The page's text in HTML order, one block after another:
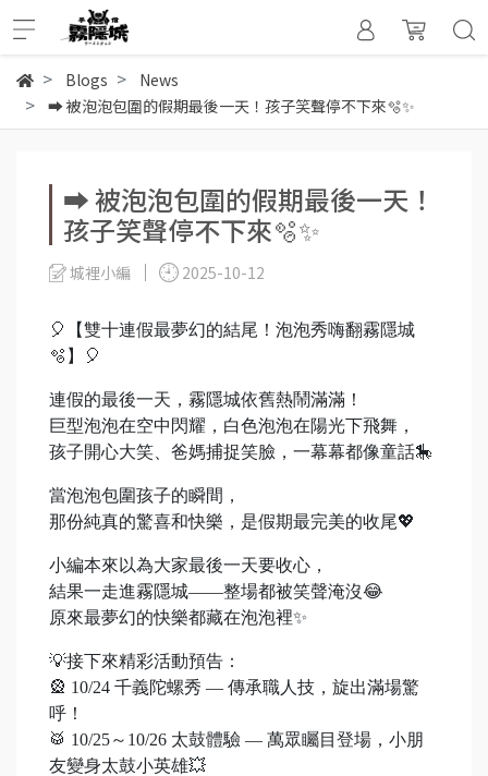
Blogs
News
➡ 被泡泡包圍的假期最後一天！孩子笑聲停不下來🫧✨
➡ 被泡泡包圍的假期最後一天！
孩子笑聲停不下來🫧✨
城裡小編 2025-10-12
🎈【雙十連假最夢幻的結尾！泡泡秀嗨翻霧隱城
🫧】🎈
連假的最後一天，霧隱城依舊熱鬧滿滿！
巨型泡泡在空中閃耀，白色泡泡在陽光下飛舞，
孩子開心大笑、爸媽捕捉笑臉，一幕幕都像童話🎠
當泡泡包圍孩子的瞬間，
那份純真的驚喜和快樂，是假期最完美的收尾💖
小編本來以為大家最後一天要收心，
結果一走進霧隱城——整場都被笑聲淹沒😂
原來最夢幻的快樂都藏在泡泡裡✨
💡接下來精彩活動預告：
🎡 10/24 千義陀螺秀 — 傳承職人技，旋出滿場驚
呼！
🥁 10/25～10/26 太鼓體驗 — 萬眾矚目登場，小朋
友變身太鼓小英雄💥